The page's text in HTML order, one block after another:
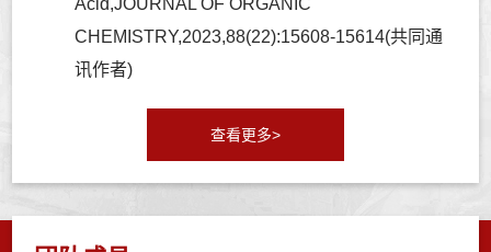
CHEMISTRY,2023,88(22):15608-15614(共同通
讯作者)
查看更多>